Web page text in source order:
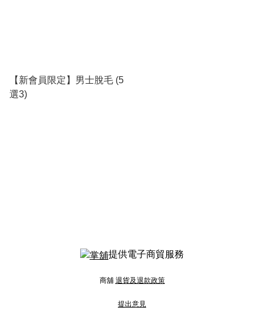
【新會員限定】男士脫毛 (5
選3)
提供電子商貿服務
商舖 退貨及退款政策
提出意見